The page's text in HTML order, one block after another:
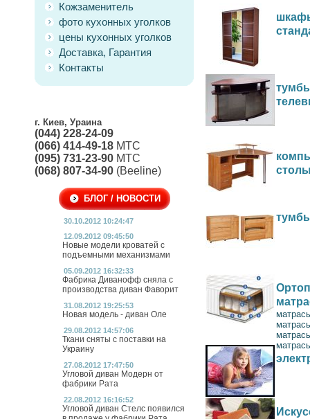
Кожзаменитель
фото кухонных уголков
цены кухонных уголков
Доставка, Гарантия
Контакты
г. Киев, Ураина
(044) 228-24-09
(066) 414-49-18 МТС
(095) 731-23-90 МТС
(068) 807-34-90 (Beeline)
БЛОГ / НОВОСТИ
30.10.2012 10:24:47
12.09.2012 09:45:50
Новые модели кроватей с
подъемными механизмами
05.09.2012 16:32:33
Фабрика Диванофф сняла с
производства диван Фаворит
31.08.2012 19:25:53
Новая модель - диван Оле
29.08.2012 14:57:06
Ткани сняты с поставки на
Украину
27.08.2012 17:47:50
Угловой диван Модерн от
фабрики Рата
22.08.2012 16:16:52
Угловой диван Стелс появился